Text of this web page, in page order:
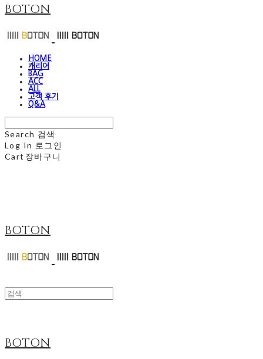
BOTON
HOME
캐리어
BAG
ACC
ALL
고객 후기
Q&A
Search 검색
Log In 로그인
Cart 장바구니
BOTON
BOTON